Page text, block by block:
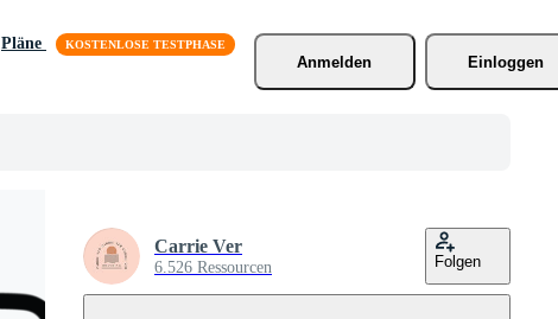
Pläne
Anmelden
Einloggen
Carrie Ver
6.526 Ressourcen Folgen